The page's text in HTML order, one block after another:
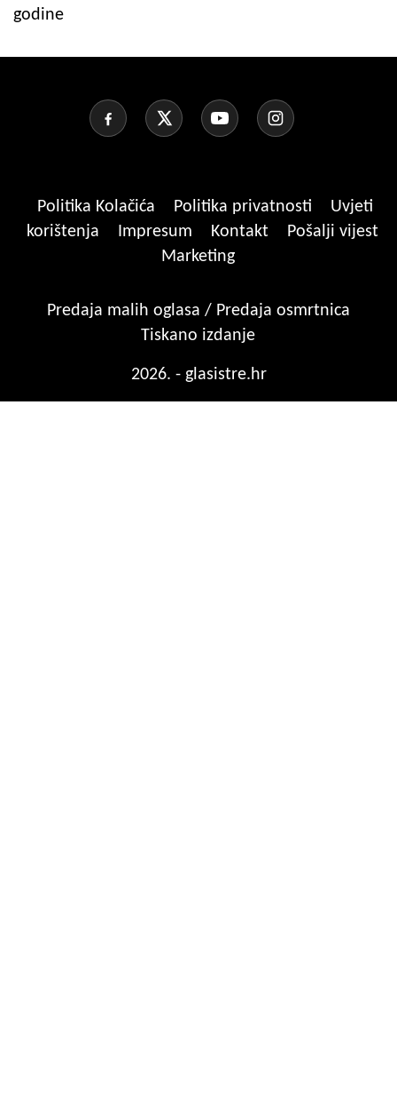
godine
Politika Kolačića Politika privatnosti
Uvjeti
korištenja
Impresum Kontakt
Pošalji vijest
Marketing
Predaja malih oglasa / Predaja osmrtnica
Tiskano izdanje
2026. - glasistre.hr